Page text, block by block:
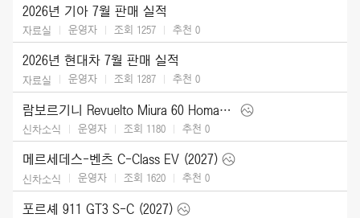
2026년 기아 7월 판매 실적
자료실 운영자 조회 1257 추천 0
2026년 현대차 7월 판매 실적
자료실 운영자 조회 1287 추천 0
람보르기니 Revuelto Miura 60 Homage (2026)
신차소식 운영자 조회 1180 추천 0
메르세데스-벤츠 C-Class EV (2027)
신차소식 운영자 조회 1620 추천 0
포르셰 911 GT3 S-C (2027)